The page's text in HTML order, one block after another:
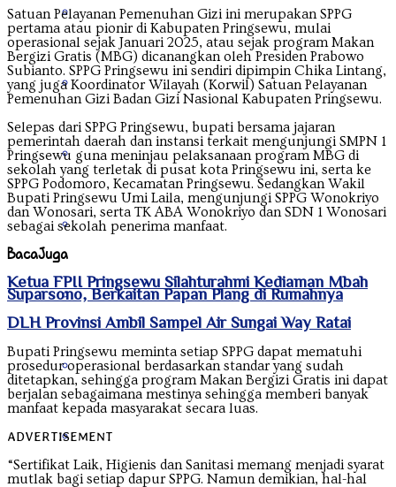
Kalimantan Tengah
Kalimantan Timur
Kalimantan Utara
Kepulauan Riau
Lampung
Maluku
Nanggroe Aceh Darussalam
Satuan Pelayanan Pemenuhan Gizi ini merupakan SPPG
pertama atau pionir di Kabupaten Pringsewu, mulai
operasional sejak Januari 2025, atau sejak program Makan
Bergizi Gratis (MBG) dicanangkan oleh Presiden Prabowo
Subianto. SPPG Pringsewu ini sendiri dipimpin Chika Lintang,
yang juga Koordinator Wilayah (Korwil) Satuan Pelayanan
Pemenuhan Gizi Badan Gizi Nasional Kabupaten Pringsewu.
Selepas dari SPPG Pringsewu, bupati bersama jajaran
pemerintah daerah dan instansi terkait mengunjungi SMPN 1
Pringsewu guna meninjau pelaksanaan program MBG di
sekolah yang terletak di pusat kota Pringsewu ini, serta ke
SPPG Podomoro, Kecamatan Pringsewu. Sedangkan Wakil
Bupati Pringsewu Umi Laila, mengunjungi SPPG Wonokriyo
dan Wonosari, serta TK ABA Wonokriyo dan SDN 1 Wonosari
sebagai sekolah penerima manfaat.
BacaJuga
Ketua FPII Pringsewu Silahturahmi Kediaman Mbah
Suparsono, Berkaitan Papan Plang di Rumahnya
DLH Provinsi Ambil Sampel Air Sungai Way Ratai
Bupati Pringsewu meminta setiap SPPG dapat mematuhi
prosedur operasional berdasarkan standar yang sudah
ditetapkan, sehingga program Makan Bergizi Gratis ini dapat
berjalan sebagaimana mestinya sehingga memberi banyak
manfaat kepada masyarakat secara luas.
ADVERTISEMENT
“Sertifikat Laik, Higienis dan Sanitasi memang menjadi syarat
mutlak bagi setiap dapur SPPG. Namun demikian, hal-hal